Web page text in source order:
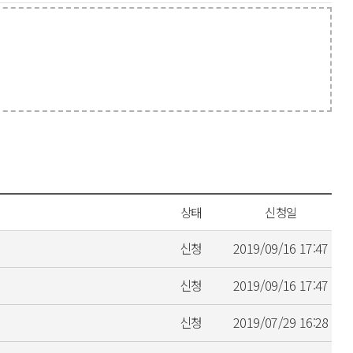
상태
신청일
신청 2019/09/16 17:47
신청 2019/09/16 17:47
신청 2019/07/29 16:28